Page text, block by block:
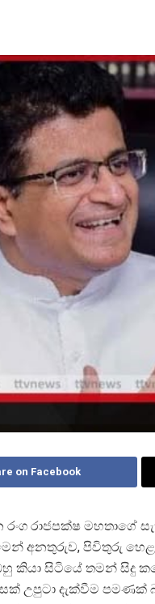
on Facebook
රංග රාජපක්ෂ
අනතුරුව, පිවිතුරු
ඔහු කියා සිටියේ තමන් සිදු
උපුටා දැක්වීම පමණක්